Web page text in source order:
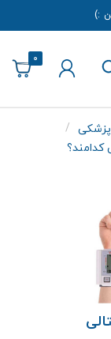
:)
0
کدامند؟